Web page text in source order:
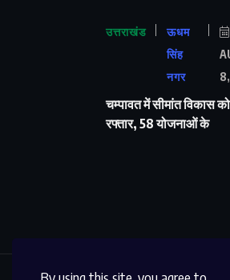
उत्तराखंड
ऊधम
सिंह
नगर
चम्पावत में सीमांत विकास
रफ्तार, 58 योजनाओं के